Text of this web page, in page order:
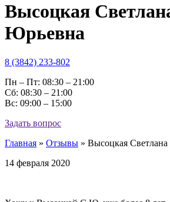
Высоцкая
Юрьевна
8 (3842) 233-802
Пн – Пт: 08:30 – 21:00
Cб: 08:30 – 21:00
Вс: 09:00 – 15:00
Задать вопрос
Главная » Отзывы » Высоцкая
14 февраля 2020